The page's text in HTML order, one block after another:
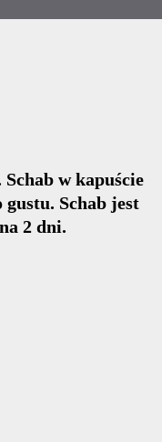
w kapuście
Schab jest
2 dni.